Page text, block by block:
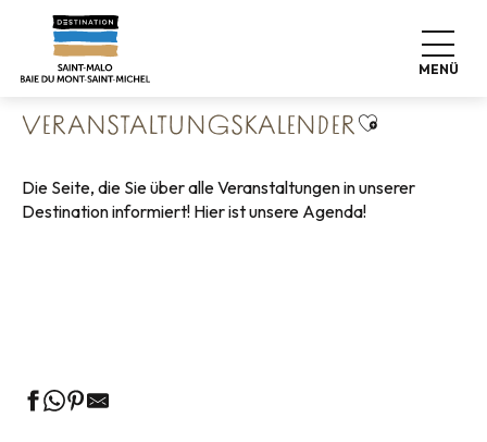
contenu
MENÜ
Startseite
Veranstaltungskalender
VERANSTALTUNGSKALENDERAjouter aux
Die Seite, die Sie über alle Veranstaltungen in unserer
Destination informiert! Hier ist unsere Agenda!